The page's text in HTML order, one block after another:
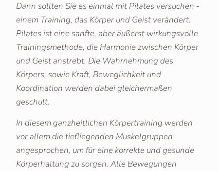
Dann sollten Sie es einmal mit Pilates versuchen -
einem Training, das Körper und Geist verändert.
Pilates ist eine sanfte, aber äußerst wirkungsvolle
Trainingsmethode, die Harmonie zwischen Körper
und Geist anstrebt. Die Wahrnehmung des
Körpers, sowie Kraft, Beweglichkeit und
Koordination werden dabei gleichermaßen
geschult.
In diesem ganzheitlichen Körpertraining werden
vor allem die tiefliegenden Muskelgruppen
angesprochen, um für eine korrekte und gesunde
Körperhaltung zu sorgen. Alle Bewegungen